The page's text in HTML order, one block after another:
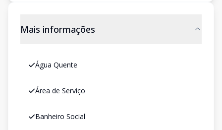
Mais informações
Água Quente
Área de Serviço
Banheiro Social